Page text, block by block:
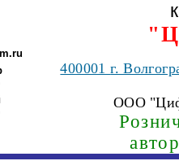
400001г.
ООО